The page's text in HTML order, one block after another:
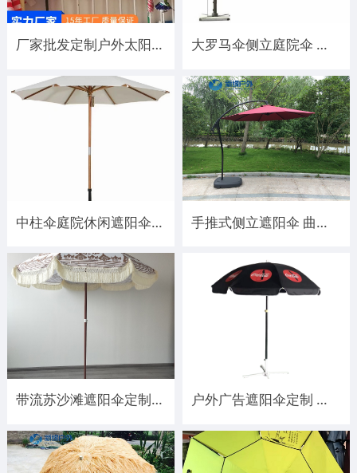
厂家批发定制户外太阳伞沙滩伞 定制企业logo促销宣传户外遮阳伞 大罗马伞侧立庭院伞 方形圆形都有现货
中柱伞庭院休闲遮阳伞木架 铁架 铝架都可做 手推式侧立遮阳伞 曲臂伞
带流苏沙滩遮阳伞定制 木杆 铝杆均可定制 户外广告遮阳伞定制 可印刷LOGO和广告 质量好